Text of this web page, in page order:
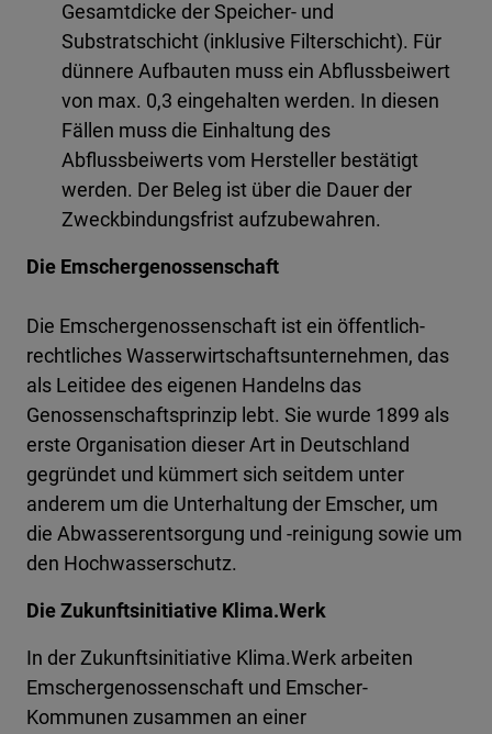
Gesamtdicke der Speicher- und
Substratschicht (inklusive Filterschicht). Für
dünnere Aufbauten muss ein Abflussbeiwert
von max. 0,3 eingehalten werden. In diesen
Fällen muss die Einhaltung des
Abflussbeiwerts vom Hersteller bestätigt
werden. Der Beleg ist über die Dauer der
Zweckbindungsfrist aufzubewahren.
Die Emschergenossenschaft
Die Emschergenossenschaft ist ein öffentlich-
rechtliches Wasserwirtschaftsunternehmen, das
als Leitidee des eigenen Handelns das
Genossenschaftsprinzip lebt. Sie wurde 1899 als
erste Organisation dieser Art in Deutschland
gegründet und kümmert sich seitdem unter
anderem um die Unterhaltung der Emscher, um
die Abwasserentsorgung und -reinigung sowie um
den Hochwasserschutz.
Die Zukunftsinitiative Klima.Werk
In der Zukunftsinitiative Klima.Werk arbeiten
Emschergenossenschaft und Emscher-
Kommunen zusammen an einer